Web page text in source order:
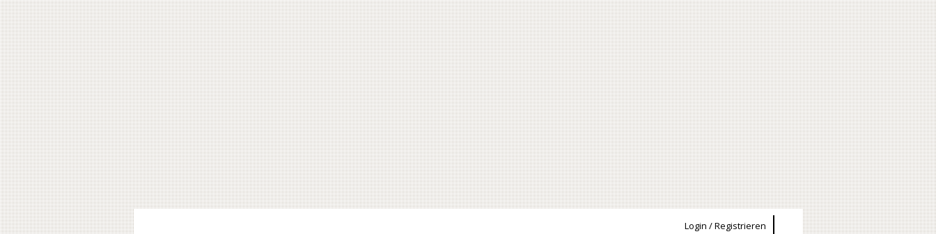
Login / Registrieren